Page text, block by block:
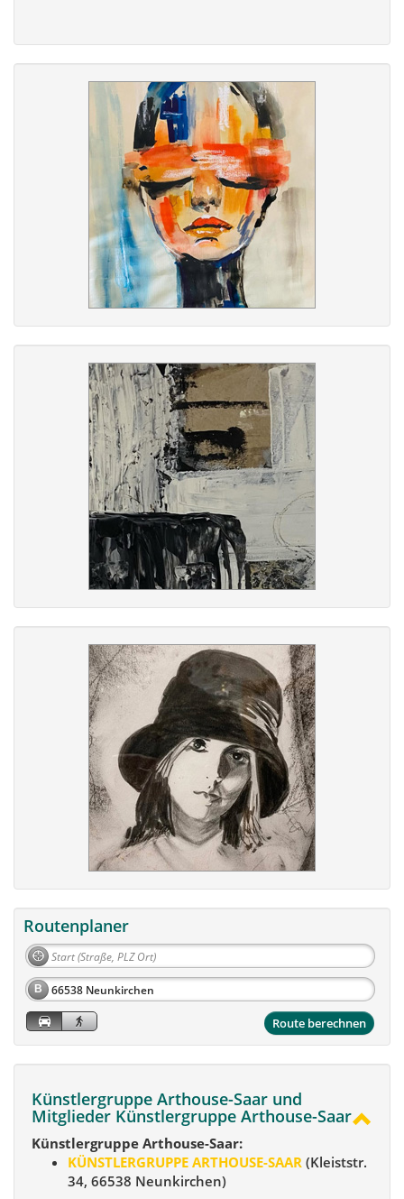
Routenplaner
B
Route berechnen
Künstlergruppe Arthouse-Saar und
Mitglieder Künstlergruppe Arthouse-Saar
Künstlergruppe Arthouse-Saar:
KÜNSTLERGRUPPE ARTHOUSE-SAAR (Kleiststr.
34, 66538 Neunkirchen)